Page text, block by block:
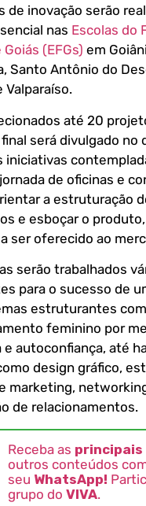
de inovação serão
nas Escolas do
(EFGs) em
Santo Antônio do
Valparaíso.
até 20
será divulgado no
iniciativas
de oficinas e
a estruturação
e esboçar o
ser oferecido ao
serão trabalhados
para o sucesso de
estruturantes
feminino por
e autoconfiança, até
design gráfico,
marketing,
de relacionamentos.
Receba as
outros conteúdos
seu WhatsApp!
grupo do VIVA.